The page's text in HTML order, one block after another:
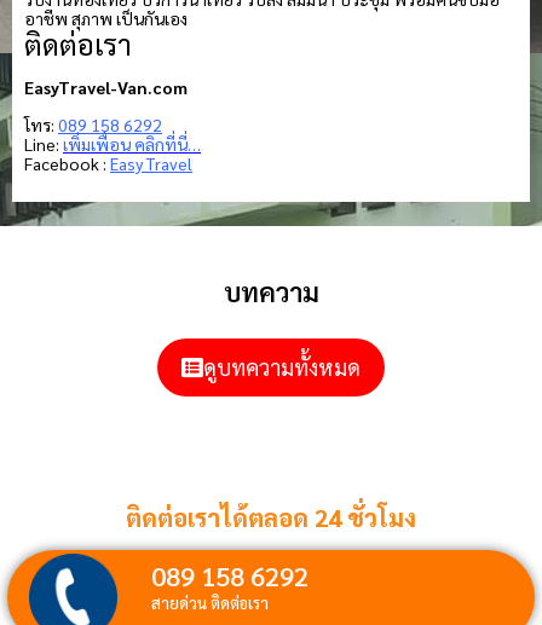
อาชีพ สุภาพ เป็นกันเอง
ติดต่อเรา
EasyTravel-Van.com
โทร: 089 158 6292
Line: เพิ่มเพื่อน คลิกที่นี่…
Facebook : Easy Travel
บทความ
ดูบทความทั้งหมด
ติดต่อเราได้ตลอด 24 ชั่วโมง
089 158 6292
สายด่วน ติดต่อเรา